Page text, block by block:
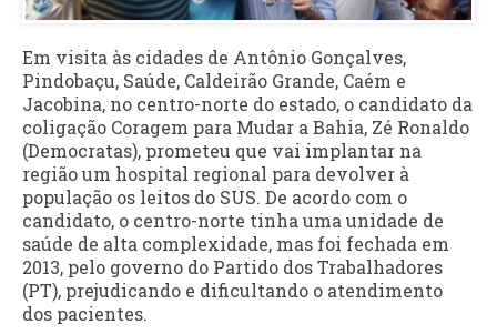
Em visita às cidades de Antônio Gonçalves,
Pindobaçu, Saúde, Caldeirão Grande, Caém e
Jacobina, no centro-norte do estado, o candidato da
coligação Coragem para Mudar a Bahia, Zé Ronaldo
(Democratas), prometeu que vai implantar na
região um hospital regional para devolver à
população os leitos do SUS. De acordo com o
candidato, o centro-norte tinha uma unidade de
saúde de alta complexidade, mas foi fechada em
2013, pelo governo do Partido dos Trabalhadores
(PT), prejudicando e dificultando o atendimento
dos pacientes.